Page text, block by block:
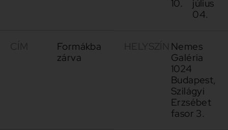
10.
július
04.
Formákba
zárva
Nemes
Galéria
1024
Budapest,
Szilágyi
Erzsébet
fasor 3.